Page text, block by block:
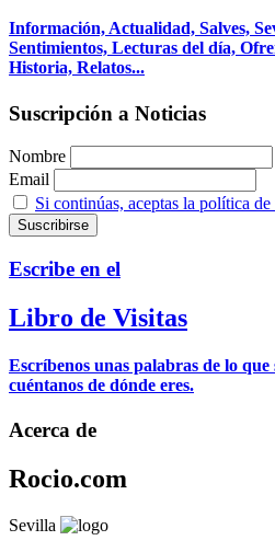
Información, Actualidad, Salves,
Sentimientos, Lecturas del día,
Historia, Relatos...
Suscripción a Noticias
Nombre
Email
Si continúas, aceptas la política
Escribe en el
Libro de Visitas
Escríbenos unas palabras de lo que
cuéntanos de dónde eres.
Acerca de
Rocio.com
Sevilla